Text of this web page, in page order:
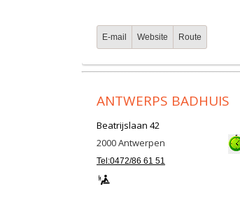
E-mail Website Route
ANTWERPS BADHUIS
Beatrijslaan 42
2000Antwerpen
Tel:0472/86 61 51